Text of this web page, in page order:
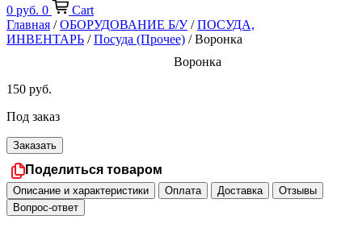
0 руб. 0
Cart
Главная /ОБОРУДОВАНИЕ Б/У/ПОСУДА,
ИНВЕНТАРЬ /Посуда (Прочее) / Воронка
Воронка
150 руб.
Под заказ
Заказать
Поделиться товаром
Описание и характеристики Оплата Доставка
Отзывы
Вопрос-ответ